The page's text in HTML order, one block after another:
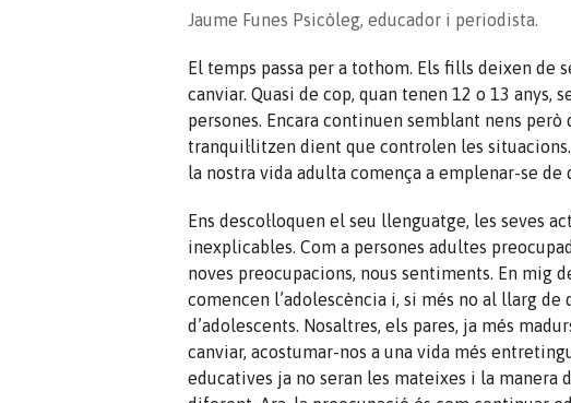
Jaume Funes Psicòleg, educador i periodista.
El temps passa per a tothom. Els fills deixen de
canviar. Quasi de cop, quan tenen 12 o 13 anys,
persones. Encara continuen semblant nens
tranquil·litzen dient que controlen les
la nostra vida adulta comença a emplenar-se de
Ens descol·loquen el seu llenguatge, les seves
inexplicables. Com a persones adultes
noves preocupacions, nous sentiments. En mig
comencen l’adolescència i, si més no al llarg
d’adolescents. Nosaltres, els pares, ja més
canviar, acostumar-nos a una vida més
educatives ja no seran les mateixes i la manera